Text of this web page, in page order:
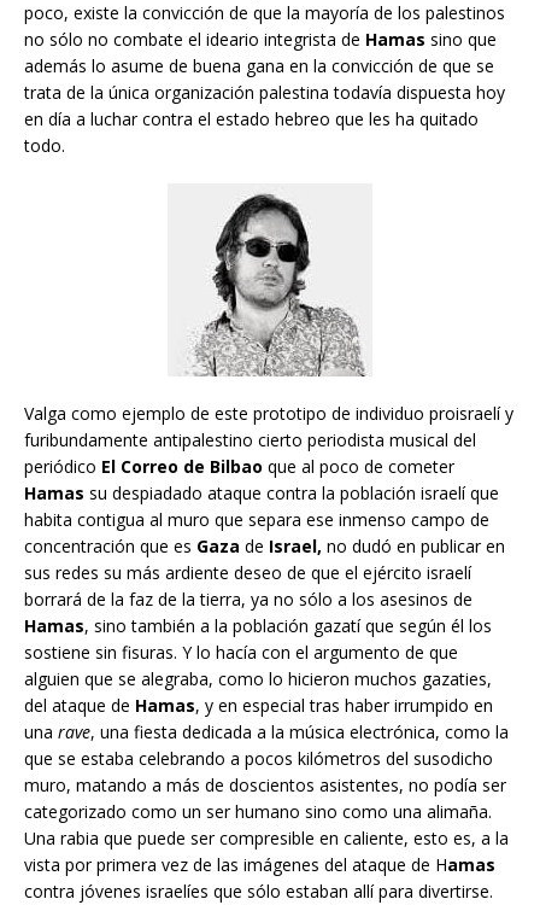
poco, existe la convicción de que la mayoría de los palestinos
no sólo no combate el ideario integrista de Hamas sino que
además lo asume de buena gana en la convicción de que se
trata de la única organización palestina todavía dispuesta hoy
en día a luchar contra el estado hebreo que les ha quitado
todo.
Valga como ejemplo de este prototipo de individuo proisraelí y
furibundamente antipalestino cierto periodista musical del
periódico El Correo de Bilbao que al poco de cometer
Hamas su despiadado ataque contra la población israelí que
habita contigua al muro que separa ese inmenso campo de
concentración que es Gaza de Israel, no dudó en publicar en
sus redes su más ardiente deseo de que el ejército israelí
borrará de la faz de la tierra, ya no sólo a los asesinos de
Hamas, sino también a la población gazatí que según él los
sostiene sin fisuras. Y lo hacía con el argumento de que
alguien que se alegraba, como lo hicieron muchos gazaties,
del ataque de Hamas, y en especial tras haber irrumpido en
una rave, una fiesta dedicada a la música electrónica, como la
que se estaba celebrando a pocos kilómetros del susodicho
muro, matando a más de doscientos asistentes, no podía ser
categorizado como un ser humano sino como una alimaña.
Una rabia que puede ser compresible en caliente, esto es, a la
vista por primera vez de las imágenes del ataque de Hamas
contra jóvenes israelíes que sólo estaban allí para divertirse.